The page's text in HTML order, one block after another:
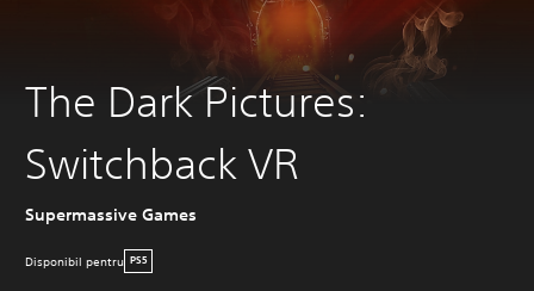
The Dark Pictures:
Switchback VR
Supermassive Games
Disponibil pentru PS5